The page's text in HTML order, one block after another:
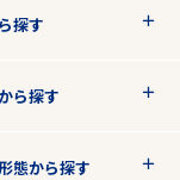
探す
ら探す
態から探す